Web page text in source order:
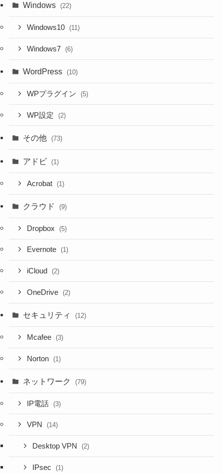
Windows (22)
Windows10 (11)
Windows7 (6)
WordPress (10)
WPプラグイン (5)
WP設定 (2)
その他 (73)
アドビ (1)
Acrobat (1)
クラウド (9)
Dropbox (5)
Evernote (1)
iCloud (2)
OneDrive (2)
セキュリティ (12)
Mcafee (3)
Norton (1)
ネットワーク (79)
IP電話 (3)
VPN (14)
Desktop VPN (2)
IPsec (1)